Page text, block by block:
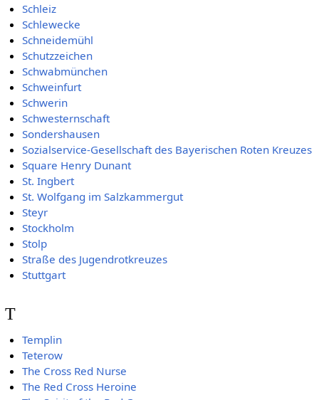
Schleiz
Schlewecke
Schneidemühl
Schutzzeichen
Schwabmünchen
Schweinfurt
Schwerin
Schwesternschaft
Sondershausen
Sozialservice-Gesellschaft des Bayerischen Roten Kreuzes
Square Henry Dunant
St. Ingbert
St. Wolfgang im Salzkammergut
Steyr
Stockholm
Stolp
Straße des Jugendrotkreuzes
Stuttgart
T
Templin
Teterow
The Cross Red Nurse
The Red Cross Heroine